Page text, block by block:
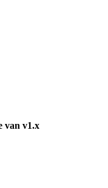
van v1.x